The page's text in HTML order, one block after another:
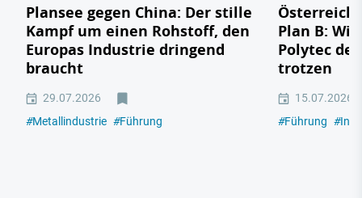
Plansee gegen China: Der stille
Kampf um einen Rohstoff, den
Europas Industrie dringend
braucht
29.07.2026
#Metallindustrie #Führung
Plan B:
Polytec
trotzen
15.07.2026
#Führung #